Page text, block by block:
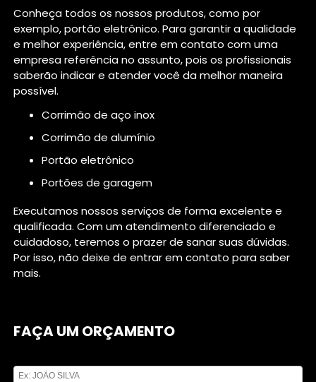
Conheça todos os nossos produtos, como por
exemplo, portão eletrônico. Para garantir a qualidade
e melhor experiência, entre em contato com uma
empresa referência no assunto, pois os profissionais
saberão indicar e atender você da melhor maneira
possível.
corrimão de aço inox
corrimão de alumínio
portão eletrônico
portões de garagem
Executamos nossos serviços de forma excelente e
qualificada. Com um atendimento diferenciado e
cuidadoso, teremos o prazer de sanar suas dúvidas.
Por isso, não deixe de entrar em contato para saber
mais.
FAÇA UM ORÇAMENTO